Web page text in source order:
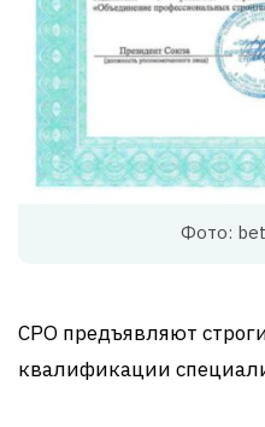
Фото:
СРО предъявляют
квалификации